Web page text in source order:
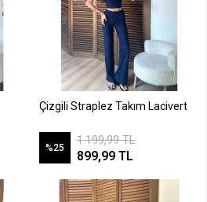
Çizgili Straplez Takım Lacivert
%25
1.199,99 TL
899,99 TL